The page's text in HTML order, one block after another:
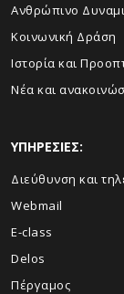
Ανθρώπινο
Κοινωνική Δράση
Ιστορία και
Νέα και
ΥΠΗΡΕΣΙΕΣ:
Διεύθυνση και
Webmail
E-class
Delos
Πέργαμος